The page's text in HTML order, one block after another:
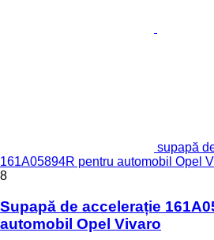
supapă
161A05894R pentru automobil Opel
8
Supapă de accelerație
automobil Opel Vivaro